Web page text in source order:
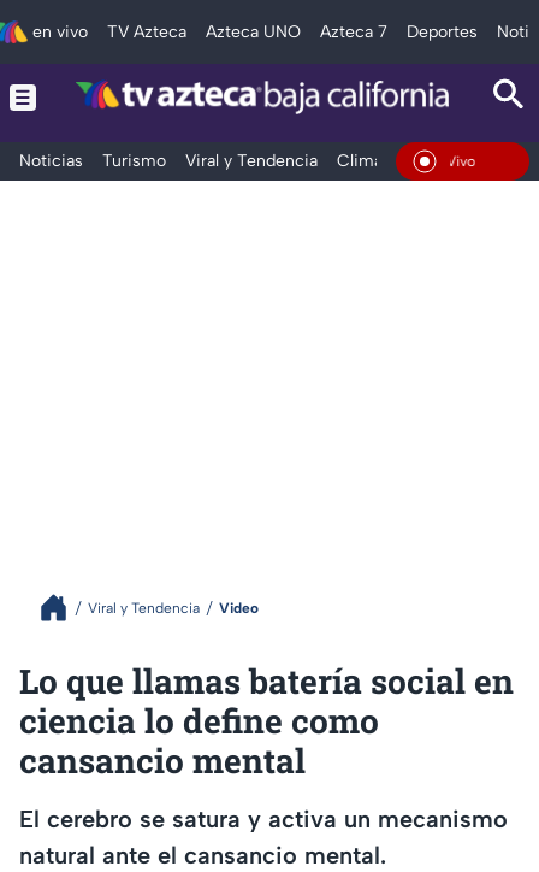
en vivo TV Azteca Azteca UNO Azteca 7 Deportes
Noticias Turismo Viral y Tendencia Clima Deportes
En Vivo
Viral y Tendencia Video
Lo que llamas batería social en
ciencia lo define como
cansancio mental
El cerebro se satura y activa un mecanismo
natural ante el cansancio mental.